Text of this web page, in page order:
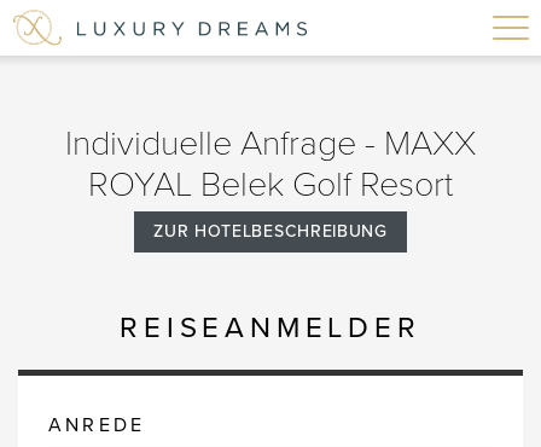
Individuelle Anfrage - MAXX
ROYAL Belek Golf Resort
ZUR HOTELBESCHREIBUNG
REISEANMELDER
ANREDE